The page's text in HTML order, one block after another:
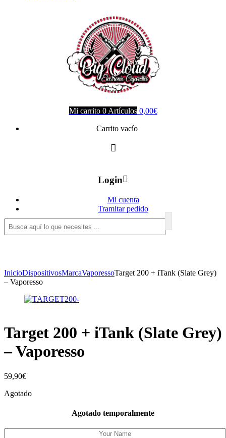
Mi carrito 0 Artículos 0,00€
Carrito vacío
Login
Mi cuenta
Tramitar pedido
InicioDispositivosMarcaVaporessoTarget 200 + iTank (Slate Grey)
– Vaporesso
Target 200 + iTank (Slate Grey)
– Vaporesso
59,90€
Agotado
Agotado temporalmente